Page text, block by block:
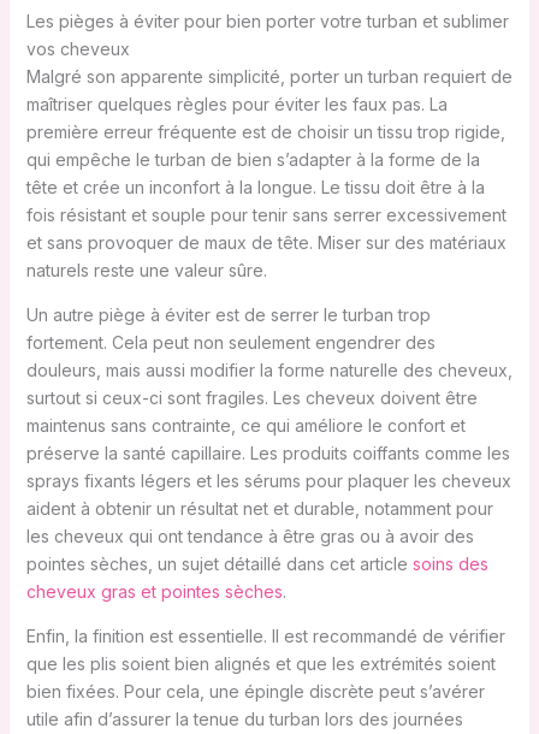
Les pièges à éviter pour bien porter votre turban et sublimer
vos cheveux
Malgré son apparente simplicité, porter un turban requiert de
maîtriser quelques règles pour éviter les faux pas. La
première erreur fréquente est de choisir un tissu trop rigide,
qui empêche le turban de bien s’adapter à la forme de la
tête et crée un inconfort à la longue. Le tissu doit être à la
fois résistant et souple pour tenir sans serrer excessivement
et sans provoquer de maux de tête. Miser sur des matériaux
naturels reste une valeur sûre.
Un autre piège à éviter est de serrer le turban trop
fortement. Cela peut non seulement engendrer des
douleurs, mais aussi modifier la forme naturelle des cheveux,
surtout si ceux-ci sont fragiles. Les cheveux doivent être
maintenus sans contrainte, ce qui améliore le confort et
préserve la santé capillaire. Les produits coiffants comme les
sprays fixants légers et les sérums pour plaquer les cheveux
aident à obtenir un résultat net et durable, notamment pour
les cheveux qui ont tendance à être gras ou à avoir des
pointes sèches, un sujet détaillé dans cet article soins des
cheveux gras et pointes sèches.
Enfin, la finition est essentielle. Il est recommandé de vérifier
que les plis soient bien alignés et que les extrémités soient
bien fixées. Pour cela, une épingle discrète peut s’avérer
utile afin d’assurer la tenue du turban lors des journées